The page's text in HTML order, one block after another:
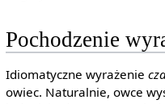
Pochodzenie
Idiomatyczne wyrażenie
owiec. Naturalnie, owce